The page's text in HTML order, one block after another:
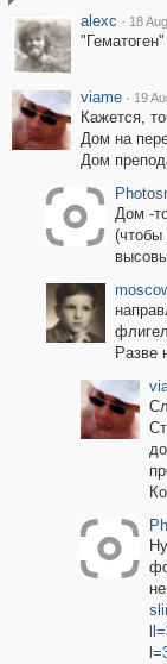
alexc · 18
viame · 19
Кажется,
Дом на
Дом
Дом -
(чтобы
Разве